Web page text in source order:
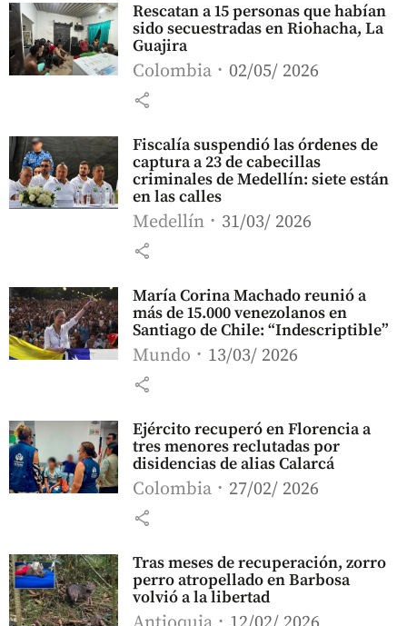
Rescatan a 15 personas que habían
sido secuestradas en Riohacha, La
Guajira
Colombia 02/05/ 2026
share
Fiscalía suspendió las órdenes de
captura a 23 de cabecillas
criminales de Medellín: siete están
en las calles
Medellín 31/03/ 2026
share
María Corina Machado reunió a
más de 15.000 venezolanos en
Santiago de Chile: “Indescriptible”
Mundo 13/03/ 2026
share
Ejército recuperó en Florencia a
tres menores reclutadas por
disidencias de alias Calarcá
Colombia 27/02/ 2026
share
Tras meses de recuperación, zorro
perro atropellado en Barbosa
volvió a la libertad